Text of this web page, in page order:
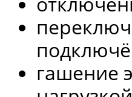
гашение